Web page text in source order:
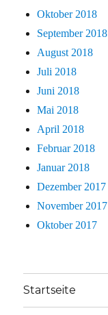
Oktober 2018
September 2018
August 2018
Juli 2018
Juni 2018
Mai 2018
April 2018
Februar 2018
Januar 2018
Dezember 2017
November 2017
Oktober 2017
Startseite